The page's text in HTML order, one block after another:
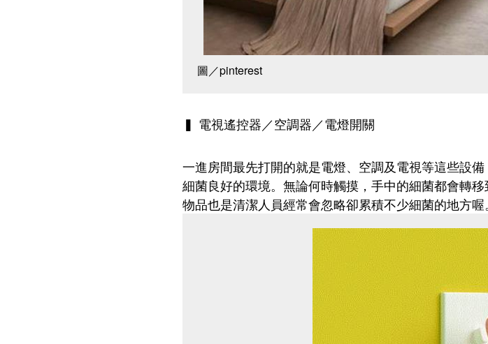
圖／pinterest
▍ 電視遙控器／空調器／電燈開關
一進房間最先打開的就是電燈、空調及電視等這些設
細菌良好的環境。無論何時觸摸，手中的細菌都會轉
物品也是清潔人員經常會忽略卻累積不少細菌的地方喔。